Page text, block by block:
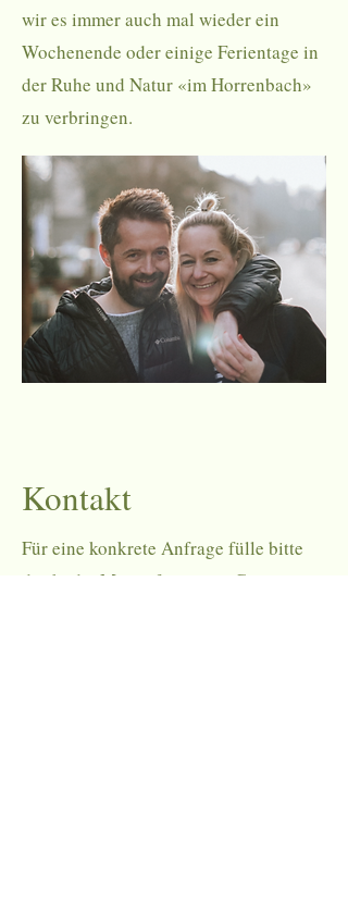
wir es immer auch mal wieder ein
Wochenende oder einige Ferientage in
der Ruhe und Natur «im Horrenbach»
zu verbringen.
Kontakt
Für eine konkrete Anfrage fülle bitte
direkt die Mietanfrage aus. Gerne